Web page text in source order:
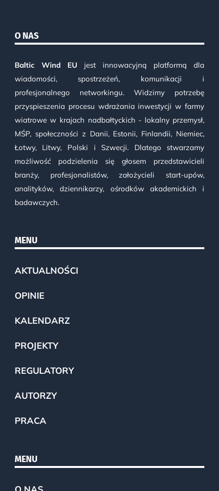
O NAS
Baltic Wind EU jest innowacyjną platformą dla
wiadomości, spostrzeżeń, komunikacji i
profesjonalnego networkingu. Widzimy potrzebę
przyspieszenia procesu wdrażania inwestycji w farmy
wiatrowe w krajach nadbałtyckich - lokalny przemysł,
MŚP, społeczności z Danii, Estonii, Finlandii, Niemiec,
Łotwy, Litwy, Polski i Szwecji. Dlatego stwarzamy
możliwość podzielenia się głosem przedstawicieli
branży, profesjonalistów, założycieli start-upów,
analityków, dziennikarzy, ośrodków akademickich i
badawczych.
MENU
AKTUALNOŚCI
OPINIE
KALENDARZ
PROJEKTY
REGULATORY
AUTORZY
PRACA
MENU